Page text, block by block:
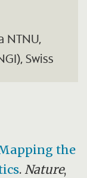
NTNU,
Swiss
and
.
the
.Nature,